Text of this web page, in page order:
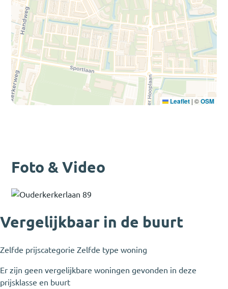
Leaflet | ©OSM
Foto & Video
Vergelijkbaar in de buurt
Zelfde prijscategorie Zelfde type woning
Er zijn geen vergelijkbare woningen gevonden in deze
prijsklasse en buurt